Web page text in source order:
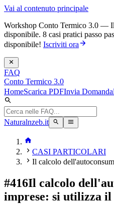
Vai al contenuto principale
Workshop Conto Termico 3.0 —
disponibile. 8 casi pratici passo
disponibile! Iscriviti ora
FAQ
Conto Termico 3.0
HomeScarica PDFInvia Domanda
Naturalnzeb.it
CASI PARTICOLARI
Il calcolo
#416Il calcolo
imprese: si utilizza il